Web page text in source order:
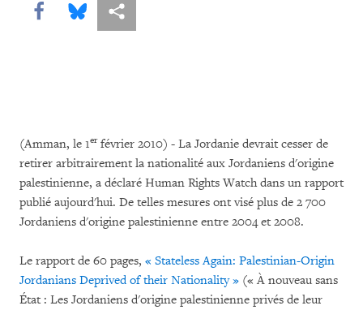
Share this via Facebook
Share this via Bluesky
Share this via Partagez
(Amman, le 1erfévrier 2010) - La Jordanie devrait cesser de
retirer arbitrairement la nationalité aux Jordaniens d'origine
palestinienne, a déclaré Human Rights Watch dans un rapport
publié aujourd'hui. De telles mesures ont visé plus de 2 700
Jordaniens d'origine palestinienne entre 2004 et 2008.
Le rapport de 60 pages, « Stateless Again: Palestinian-Origin
Jordanians Deprived of their Nationality » (« À nouveau sans
État : Les Jordaniens d'origine palestinienne privés de leur